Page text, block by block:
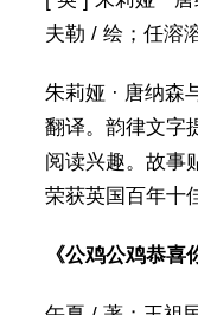
夫勒 / 绘；任溶
朱莉娅 · 唐纳森
翻译。韵律文字
阅读兴趣。故事
荣获英国百年十
《公鸡公鸡恭喜